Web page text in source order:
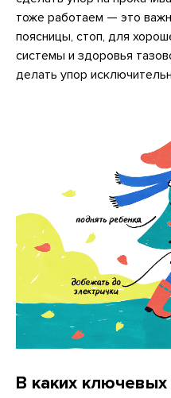
тоже работаем — это
поясницы, стоп, для
системы и здоровья
делать упор
В каких